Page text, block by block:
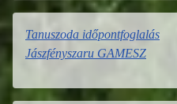
Tanuszoda időpontfoglalás
Jászfényszaru GAMESZ